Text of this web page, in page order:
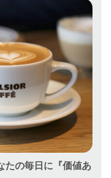
たの毎日に『価値あ